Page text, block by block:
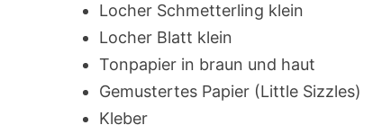
Locher Schmetterling klein
Locher Blatt klein
Tonpapier in braun und haut
Gemustertes Papier (Little Sizzles)
Kleber